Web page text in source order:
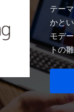
テー
かと
モデ
トの